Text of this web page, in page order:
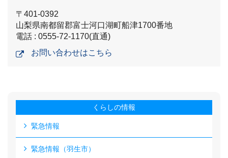
〒401-0392
山梨県南都留郡富士河口湖町船津1700番地
電話 : 0555-72-1170(直通)
お問い合わせはこちら
くらしの情報
緊急情報
緊急情報（羽生市）